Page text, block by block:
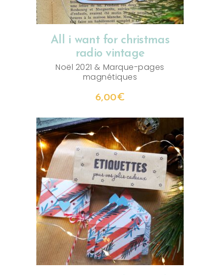
All i want for christmas
radio vintage
Noël 2021 & Marque-pages
magnétiques
6,00€
AJOUTER AU PANIER